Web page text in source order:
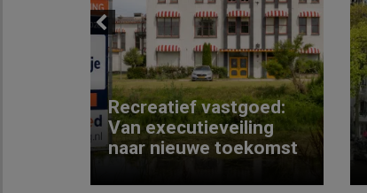
Previous
Recreatief vastgoed:
Van executieveiling
naar nieuwe toekomst